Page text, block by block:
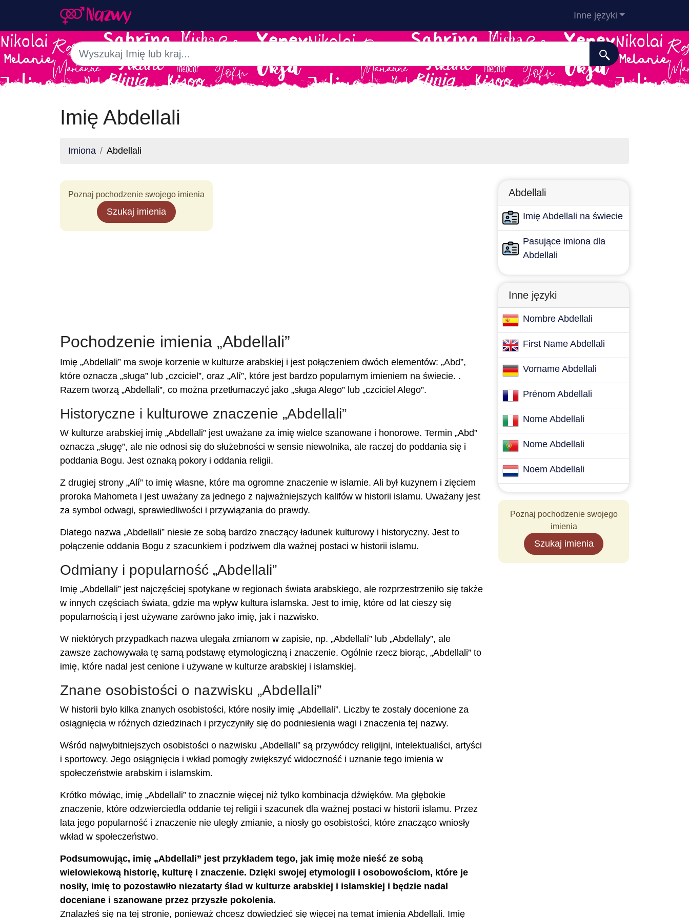
Inne języki
Imię Abdellali
Imiona Abdellali
Poznaj pochodzenie swojego imienia
Szukaj imienia
Pochodzenie imienia „Abdellali”
Imię „Abdellali” ma swoje korzenie w kulturze arabskiej i jest połączeniem dwóch elementów: „Abd”,
które oznacza „sługa” lub „czciciel”, oraz „Alí”, które jest bardzo popularnym imieniem na świecie. .
Razem tworzą „Abdellali”, co można przetłumaczyć jako „sługa Alego” lub „czciciel Alego”.
Historyczne i kulturowe znaczenie „Abdellali”
W kulturze arabskiej imię „Abdellali” jest uważane za imię wielce szanowane i honorowe. Termin „Abd”
oznacza „sługę”, ale nie odnosi się do służebności w sensie niewolnika, ale raczej do poddania się i
poddania Bogu. Jest oznaką pokory i oddania religii.
Z drugiej strony „Alí” to imię własne, które ma ogromne znaczenie w islamie. Ali był kuzynem i zięciem
proroka Mahometa i jest uważany za jednego z najważniejszych kalifów w historii islamu. Uważany jest
za symbol odwagi, sprawiedliwości i przywiązania do prawdy.
Dlatego nazwa „Abdellali” niesie ze sobą bardzo znaczący ładunek kulturowy i historyczny. Jest to
połączenie oddania Bogu z szacunkiem i podziwem dla ważnej postaci w historii islamu.
Odmiany i popularność „Abdellali”
Imię „Abdellali” jest najczęściej spotykane w regionach świata arabskiego, ale rozprzestrzeniło się także
w innych częściach świata, gdzie ma wpływ kultura islamska. Jest to imię, które od lat cieszy się
popularnością i jest używane zarówno jako imię, jak i nazwisko.
W niektórych przypadkach nazwa ulegała zmianom w zapisie, np. „Abdellalí” lub „Abdellaly”, ale
zawsze zachowywała tę samą podstawę etymologiczną i znaczenie. Ogólnie rzecz biorąc, „Abdellali” to
imię, które nadal jest cenione i używane w kulturze arabskiej i islamskiej.
Znane osobistości o nazwisku „Abdellali”
W historii było kilka znanych osobistości, które nosiły imię „Abdellali”. Liczby te zostały docenione za
osiągnięcia w różnych dziedzinach i przyczyniły się do podniesienia wagi i znaczenia tej nazwy.
Wśród najwybitniejszych osobistości o nazwisku „Abdellali” są przywódcy religijni, intelektualiści, artyści
i sportowcy. Jego osiągnięcia i wkład pomogły zwiększyć widoczność i uznanie tego imienia w
społeczeństwie arabskim i islamskim.
Krótko mówiąc, imię „Abdellali” to znacznie więcej niż tylko kombinacja dźwięków. Ma głębokie
znaczenie, które odzwierciedla oddanie tej religii i szacunek dla ważnej postaci w historii islamu. Przez
lata jego popularność i znaczenie nie uległy zmianie, a niosły go osobistości, które znacząco wniosły
wkład w społeczeństwo.
Podsumowując, imię „Abdellali” jest przykładem tego, jak imię może nieść ze sobą
wielowiekową historię, kulturę i znaczenie. Dzięki swojej etymologii i osobowościom, które je
nosiły, imię to pozostawiło niezatarty ślad w kulturze arabskiej i islamskiej i będzie nadal
doceniane i szanowane przez przyszłe pokolenia.
Znalazłeś się na tej stronie, ponieważ chcesz dowiedzieć się więcej na temat imienia Abdellali. Imię
Abdellali
Imię Abdellali na świecie
Pasujące imiona dla
Abdellali
Inne języki
Nombre Abdellali
First Name Abdellali
Vorname Abdellali
Prénom Abdellali
Nome Abdellali
Nome Abdellali
Noem Abdellali
Poznaj pochodzenie swojego
imienia
Szukaj imienia